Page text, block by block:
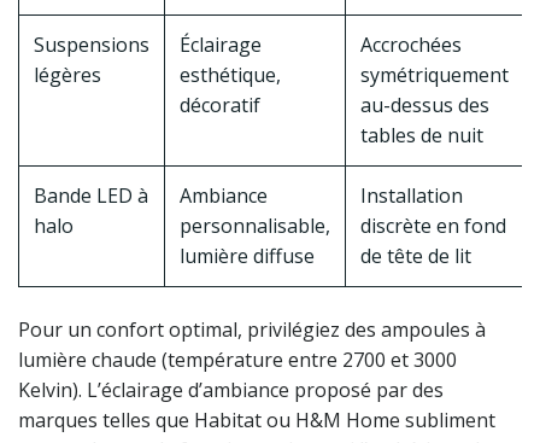
Suspensions
légères
Éclairage
esthétique,
décoratif
Accrochées
symétriquement
au-dessus des
tables de nuit
Bande LED à
halo
Ambiance
personnalisable,
lumière diffuse
Installation
discrète en fond
de tête de lit
Pour un confort optimal, privilégiez des ampoules à
lumière chaude (température entre 2700 et 3000
Kelvin). L’éclairage d’ambiance proposé par des
marques telles que Habitat ou H&M Home subliment